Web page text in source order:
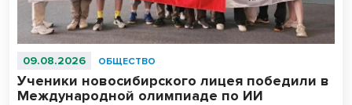
09.08.2026 ОБЩЕСТВО
Ученики новосибирского лицея победили в
Международной олимпиаде по ИИ